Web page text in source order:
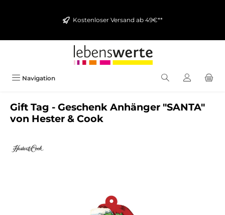
Kostenloser Versand ab 49€**
Navigation
Gift Tag - Geschenk Anhänger "SANTA"
von Hester & Cook